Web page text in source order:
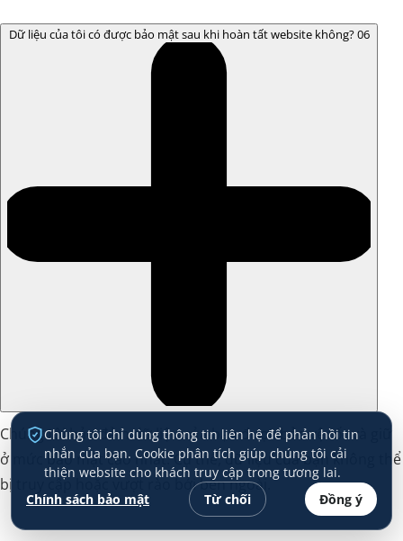
Dữ liệu của tôi có được bảo mật sau khi hoàn tất website không?06
Chúng tôi bảo đảm dữ liệu của bạn được bảo vệ tốt và giữ
ở mức bảo mật cao nhất. Cụ thể, dữ liệu của bạn không thể
bị truy cập hoặc vượt rào bởi bên ngoài.
Chúng tôi chỉ dùng thông tin liên hệ để phản hồi tin
nhắn của bạn. Cookie phân tích giúp chúng tôi cải
thiện website cho khách truy cập trong tương lai.
Chính sách bảo mật
Từ chối Đồng ý